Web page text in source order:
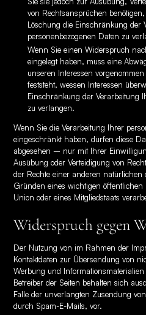
von Rechtsansprüchen
Löschung die Einschränkung der
personenbezogenen Daten zu
Wenn Sie einen Widerspruch
eingelegt haben, muss eine
unseren Interessen
feststeht, wessen Interessen
Einschränkung der Verarbeitung
zu verlangen.
Wenn Sie die Verarbeitung Ihrer
eingeschränkt haben, dürfen diese
abgesehen – nur mit Ihrer
Ausübung oder Verteidigung von
der Rechte einer anderen natürlichen
Gründen eines wichtigen öffentlichen
Union oder eines Mitgliedstaats
Widerspruch gegen
Der Nutzung von im Rahmen der
Kontaktdaten zur Übersendung von
Werbung und
Betreiber der Seiten behalten sich
Falle der unverlangten Zusendung
durch Spam-E-Mails, vor.